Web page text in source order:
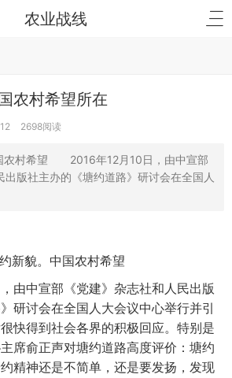
农业战线
农村希望所在
2698阅读
农村希望 2016年12月10日，由中宣部
出版社主办的《塘约道路》研讨会在全国人
新貌。中国农村希望
中宣部《党建》杂志社和人民出版
研讨会在全国人大会议中心举行并引
快得到社会各界的积极回应。特别是
席俞正声对塘约道路高度评价：塘约
精神还是不简单，还是要发扬，发现